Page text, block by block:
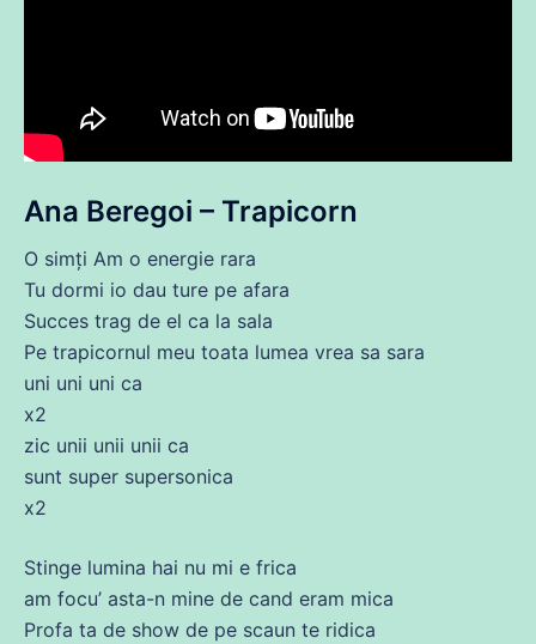
Ana Beregoi – Trapicorn
O simți Am o energie rara
Tu dormi io dau ture pe afara
Succes trag de el ca la sala
Pe trapicornul meu toata lumea vrea sa sara
uni uni uni ca
x2
zic unii unii unii ca
sunt super supersonica
x2
Stinge lumina hai nu mi e frica
am focu’ asta-n mine de cand eram mica
Profa ta de show de pe scaun te ridica